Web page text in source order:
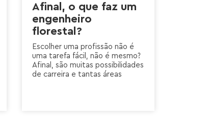
Afinal, o que faz um
engenheiro
florestal?
Escolher uma profissão não é
uma tarefa fácil, não é mesmo?
Afinal, são muitas possibilidades
de carreira e tantas áreas